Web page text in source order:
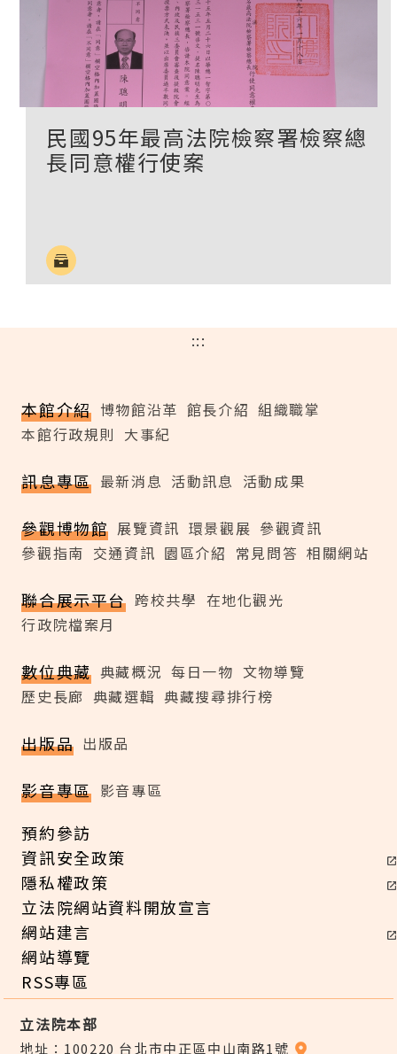
民國95年最高法院檢察署檢察總
長同意權行使案
:::
本館介紹 博物館沿革 館長介紹 組織職掌
本館行政規則 大事紀
訊息專區 最新消息 活動訊息 活動成果
參觀博物館 展覽資訊 環景觀展 參觀資訊
參觀指南 交通資訊 園區介紹 常見問答 相關網站
聯合展示平台 跨校共學 在地化觀光
行政院檔案月
數位典藏 典藏概況 每日一物 文物導覽
歷史長廊 典藏選輯 典藏搜尋排行榜
出版品 出版品
影音專區 影音專區
預約參訪
資訊安全政策
隱私權政策
立法院網站資料開放宣言
網站建言
網站導覽
RSS專區
立法院本部
地址：100220 台北市中正區中山南路1號